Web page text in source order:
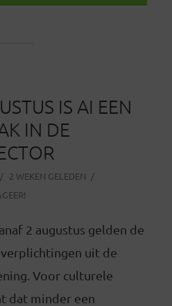
IS AI EEN
IN DE
2 WEKEN GELEDEN
2 augustus gelden de
uit de
Voor culturele
dat minder een